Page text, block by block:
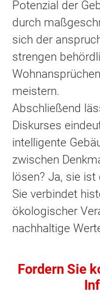
Potenzial der
durch
sich der
strengen
meistern.
Abschließend
Diskurses
intelligente
zwischen
lösen? Ja, sie
Sie verbindet
ökologischer
nachhaltige
Fordern Sie